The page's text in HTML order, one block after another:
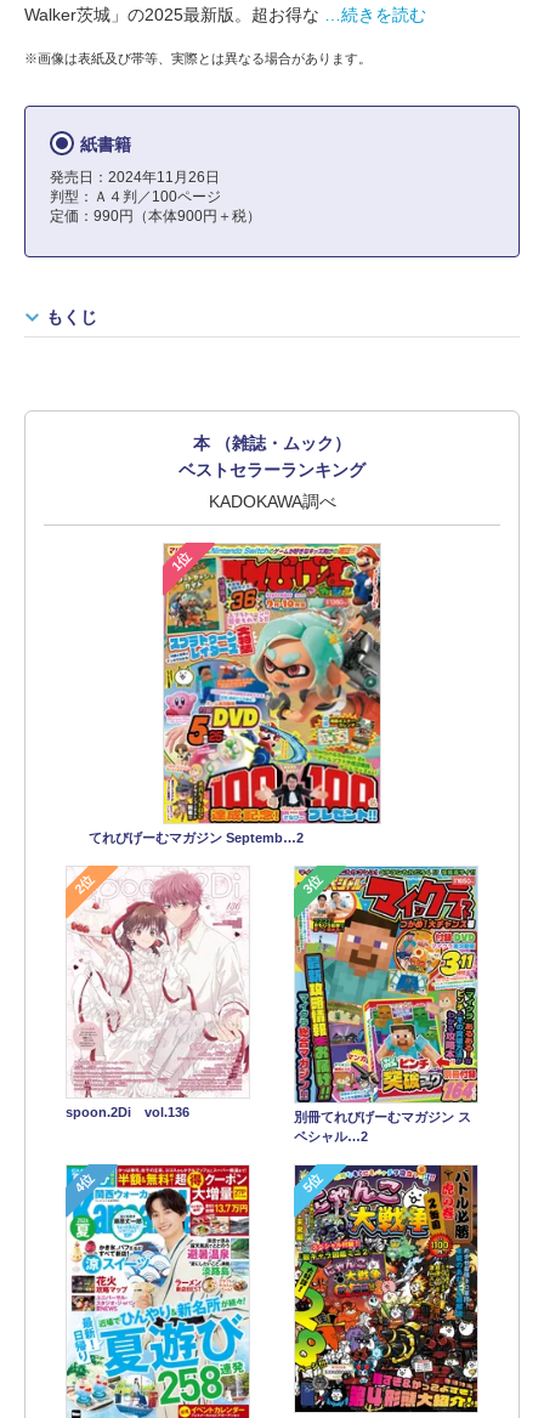
Walker茨城」の2025最新版。超お得な
…続きを読む
※画像は表紙及び帯等、実際とは異なる場合があります。
紙書籍
発売日：2024年11月26日
判型：Ａ４判／100ページ
定価：990円（本体900円＋税）
もくじ
本 （雑誌・ムック）
ベストセラーランキング
KADOKAWA調べ
1位
てれびげーむマガジン Septemb…2
2位
spoon.2Di vol.136
3位
別冊てれびげーむマガジン ス
ペシャル…2
4位 5位